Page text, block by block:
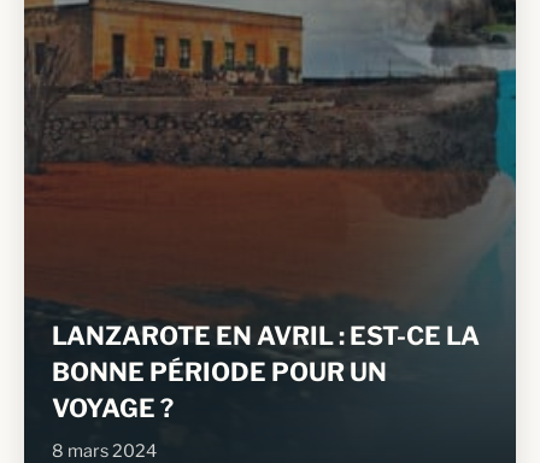
LANZAROTE EN AVRIL : EST-CE LA
BONNE PÉRIODE POUR UN
VOYAGE ?
8 mars 2024